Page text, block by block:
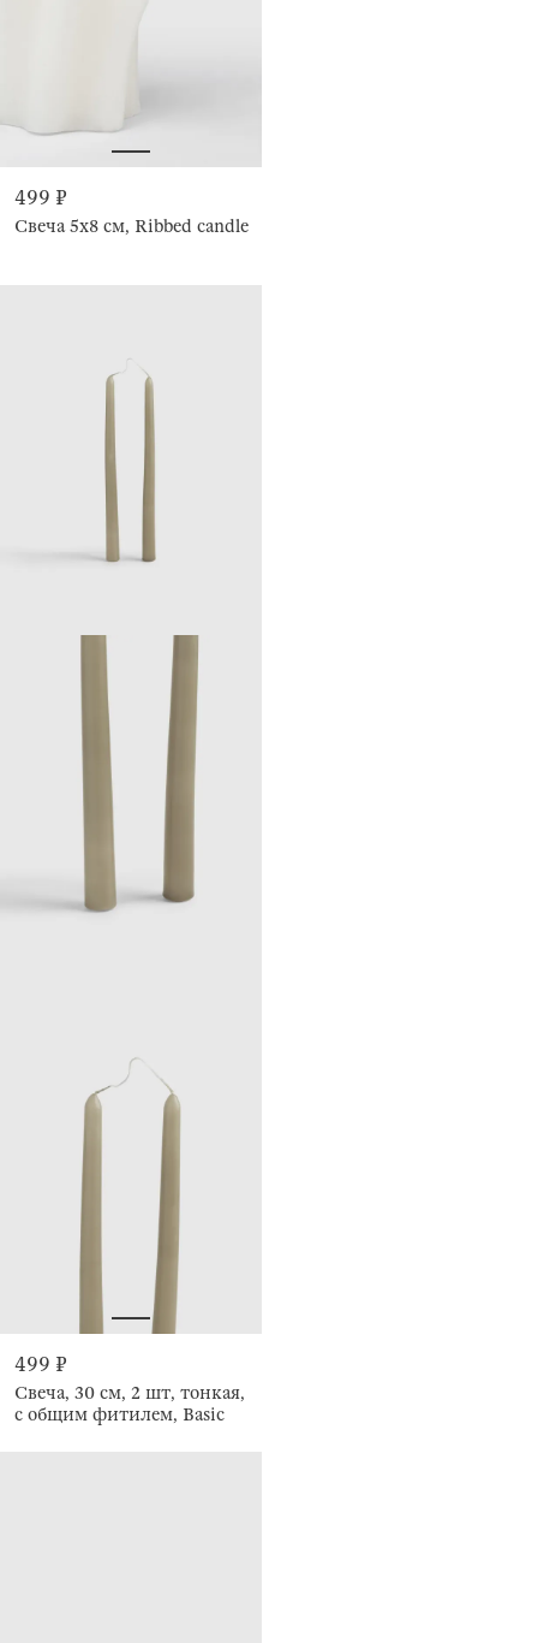
499 ₽
Свеча 5x8 см, Ribbed candle
499 ₽
Свеча, 30 см, 2 шт, тонкая,
с общим фитилем, Basic